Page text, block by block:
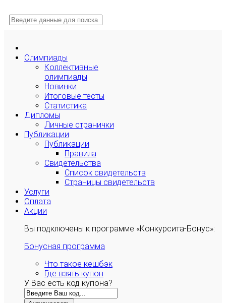
Олимпиады
Коллективные
олимпиады
Новинки
Итоговые тесты
Статистика
Дипломы
Личные странички
Публикации
Публикации
Правила
Свидетельства
Список свидетельств
Страницы свидетельств
Услуги
Оплата
Акции
Вы подключены к программе «Конкурсита-Бонус»:
Бонусная программа
Что такое кешбэк
Где взять купон
У Вас есть код купона?